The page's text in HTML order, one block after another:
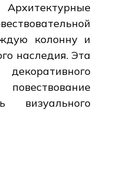
колонну и
наследия. Эта
визуального